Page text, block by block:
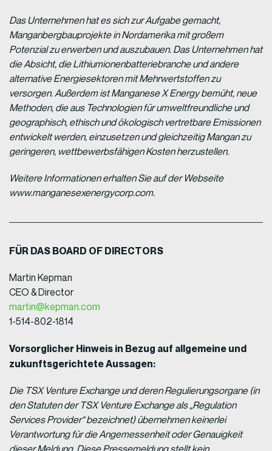
Das Unternehmen hat es sich zur Aufgabe gemacht,
Manganbergbauprojekte in Nordamerika mit großem
Potenzial zu erwerben und auszubauen. Das Unternehmen hat
die Absicht, die Lithiumionenbatteriebranche und andere
alternative Energiesektoren mit Mehrwertstoffen zu
versorgen. Außerdem ist Manganese X Energy bemüht, neue
Methoden, die aus Technologien für umweltfreundliche und
geographisch, ethisch und ökologisch vertretbare Emissionen
entwickelt werden, einzusetzen und gleichzeitig Mangan zu
geringeren, wettbewerbsfähigen Kosten herzustellen.
Weitere Informationen erhalten Sie auf der Webseite
www.manganesexenergycorp.com.
FÜR DAS BOARD OF DIRECTORS
Martin Kepman
CEO & Director
martin@kepman.com
1-514-802-1814
Vorsorglicher Hinweis in Bezug auf allgemeine und
zukunftsgerichtete Aussagen:
Die TSX Venture Exchange und deren Regulierungsorgane (in
den Statuten der TSX Venture Exchange als „Regulation
Services Provider“ bezeichnet) übernehmen keinerlei
Verantwortung für die Angemessenheit oder Genauigkeit